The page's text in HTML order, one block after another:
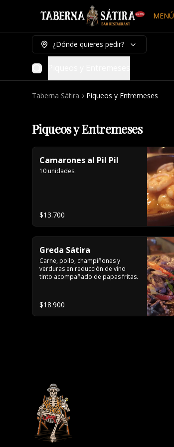
MENÚ
¿Dónde quieres pedir?
Taberna Sátira Piqueos y Entremeses
Piqueos y Entremeses
Camarones al Pil Pil
10 unidades.
$13.700
Greda Sátira
Carne, pollo, champiñones y
verduras en reducción de vino
tinto acompañado de papas fritas.
$18.900